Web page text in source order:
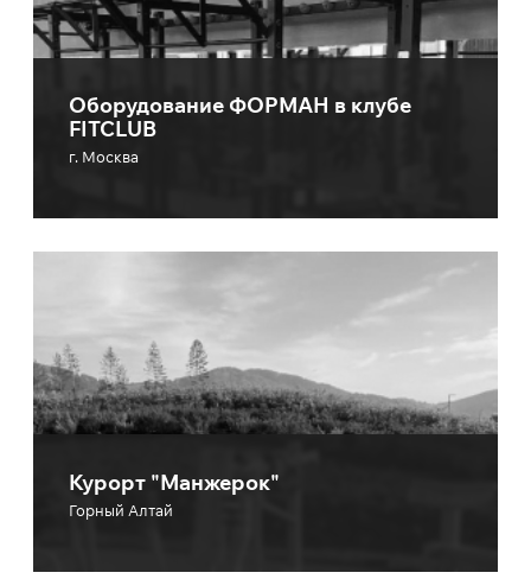
Оборудование ФОРМАН в клубе
FITCLUB
г. Москва
Курорт "Манжерок"
Горный Алтай